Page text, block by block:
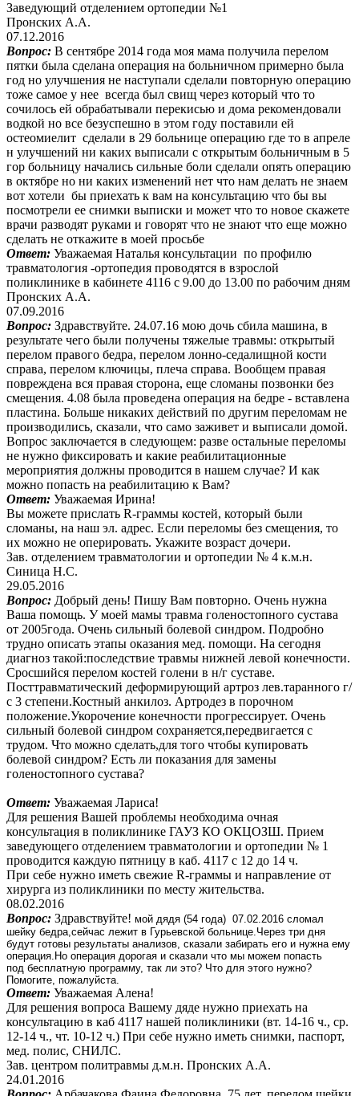
Заведующий отделением ортопедии №1
Пронских А.А.
07.12.2016
Вопрос: В сентябре 2014 года моя мама получила перелом
пятки была сделана операция на больничном примерно была
год но улучшения не наступали сделали повторную операцию
тоже самое у нее всегда был свищ через который что то
сочилось ей обрабатывали перекисью и дома рекомендовали
водкой но все безуспешно в этом году поставили ей
остеомиелит сделали в 29 больнице операцию где то в апреле
н улучшений ни каких выписали с открытым больничным в 5
гор больницу начались сильные боли сделали опять операцию
в октябре но ни каких изменений нет что нам делать не знаем
вот хотели бы приехать к вам на консультацию что бы вы
посмотрели ее снимки выписки и может что то новое скажете
врачи разводят руками и говорят что не знают что еще можно
сделать не откажите в моей просьбе
Ответ: Уважаемая Наталья консультации по профилю
травматология -ортопедия проводятся в взрослой
поликлинике в кабинете 4116 с 9.00 до 13.00 по рабочим дням
Пронских А.А.
07.09.2016
Вопрос: Здравствуйте. 24.07.16 мою дочь сбила машина, в
результате чего были получены тяжелые травмы: открытый
перелом правого бедра, перелом лонно-седалищной кости
справа, перелом ключицы, плеча справа. Вообщем правая
повреждена вся правая сторона, еще сломаны позвонки без
смещения. 4.08 была проведена операция на бедре - вставлена
пластина. Больше никаких действий по другим переломам не
производились, сказали, что само заживет и выписали домой.
Вопрос заключается в следующем: разве остальные переломы
не нужно фиксировать и какие реабилитационные
мероприятия должны проводится в нашем случае? И как
можно попасть на реабилитацию к Вам?
Ответ: Уважаемая Ирина!
Вы можете прислать R-граммы костей, который были
сломаны, на наш эл. адрес. Если переломы без смещения, то
их можно не оперировать. Укажите возраст дочери.
Зав. отделением травматологии и ортопедии № 4 к.м.н.
Синица Н.С.
29.05.2016
Вопрос: Добрый день! Пишу Вам повторно. Очень нужна
Ваша помощь. У моей мамы травма голеностопного сустава
от 2005года. Очень сильный болевой синдром. Подробно
трудно описать этапы оказания мед. помощи. На сегодня
диагноз такой:последствие травмы нижней левой конечности.
Сросшийся перелом костей голени в н/г суставе.
Посттравматический деформирующий артроз лев.таранного г/
с 3 степени.Костный анкилоз. Артродез в порочном
положение.Укорочение конечности прогрессирует. Очень
сильный болевой синдром сохраняется,передвигается с
трудом. Что можно сделать,для того чтобы купировать
болевой синдром? Есть ли показания для замены
голеностопного сустава?
Ответ: Уважаемая Лариса!
Для решения Вашей проблемы необходима очная
консультация в поликлинике ГАУЗ КО ОКЦОЗШ. Прием
заведующего отделением травматологии и ортопедии № 1
проводится каждую пятницу в каб. 4117 с 12 до 14 ч.
При себе нужно иметь свежие R-граммы и направление от
хирурга из поликлиники по месту жительства.
08.02.2016
Вопрос: Здравствуйте! мой дядя (54 года) 07.02.2016 сломал
шейку бедра,сейчас лежит в Гурьевской больнице.Через три дня
будут готовы результаты анализов, сказали забирать его и нужна ему
операция.Но операция дорогая и сказали что мы можем попасть
под бесплатную программу, так ли это? Что для этого нужно?
Помогите, пожалуйста.
Ответ: Уважаемая Алена!
Для решения вопроса Вашему дяде нужно приехать на
консультацию в каб 4117 нашей поликлиники (вт. 14-16 ч., ср.
12-14 ч., чт. 10-12 ч.) При себе нужно иметь снимки, паспорт,
мед. полис, СНИЛС.
Зав. центром политравмы д.м.н. Пронских А.А.
24.01.2016